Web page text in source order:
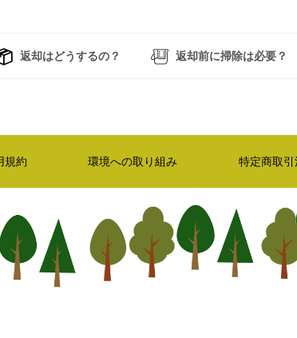
返却はどうするの？ 返却前に掃除は必要？
規約 環境への取り組み 特定商取